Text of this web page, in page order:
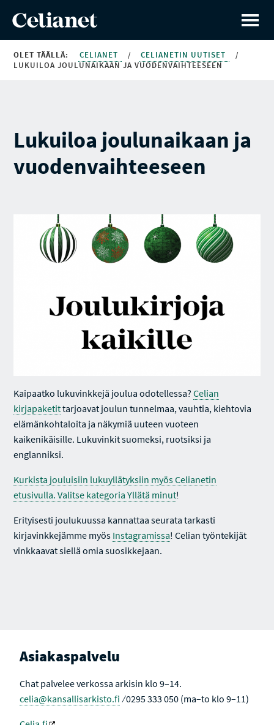
OLET TÄÄLLÄ: CELIANET / CELIANETIN UUTISET
/
LUKUILOA JOULUNAIKAAN JA VUODENVAIHTEESEEN
Lukuiloa joulunaikaan ja
vuodenvaihteeseen
Kaipaatko lukuvinkkejä joulua odotellessa?Celian
kirjapaketittarjoavat joulun tunnelmaa, vauhtia, kiehtovia
elämänkohtaloita ja näkymiä uuteen vuoteen
kaikenikäisille. Lukuvinkit suomeksi, ruotsiksi ja
englanniksi.
Kurkista jouluisiin lukuyllätyksiin myös Celianetin
etusivulla. Valitse kategoria Yllätä minut!
Erityisesti joulukuussa kannattaa seurata tarkasti
kirjavinkkejämme myös Instagramissa! Celian työntekijät
vinkkaavat siellä omia suosikkejaan.
Asiakaspalvelu
Chat palvelee verkossa arkisin klo 9–14.
celia@kansallisarkisto.fi ⁄ 0295 333 050 (ma–to klo 9–11)